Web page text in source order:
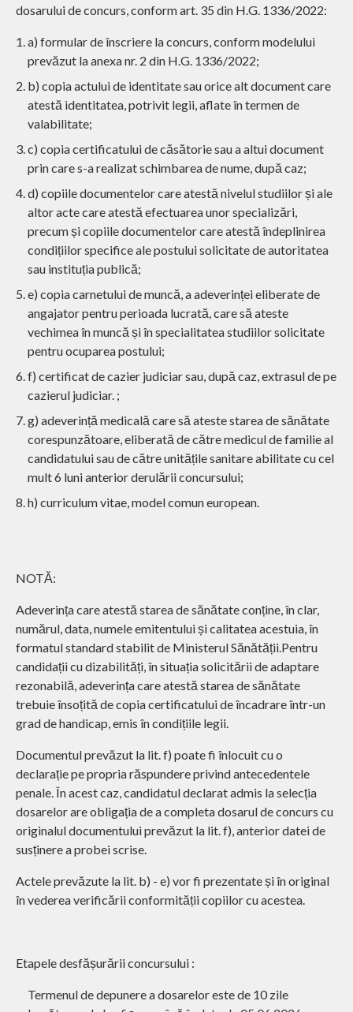
dosarului de concurs, conform art. 35 din H.G. 1336/2022:
a) formular de înscriere la concurs, conform modelului
prevăzut la anexa nr. 2 din H.G. 1336/2022;
b) copia actului de identitate sau orice alt document care
atestă identitatea, potrivit legii, aflate în termen de
valabilitate;
c) copia certificatului de căsătorie sau a altui document
prin care s-a realizat schimbarea de nume, după caz;
d) copiile documentelor care atestă nivelul studiilor și ale
altor acte care atestă efectuarea unor specializări,
precum și copiile documentelor care atestă îndeplinirea
condițiilor specifice ale postului solicitate de autoritatea
sau instituția publică;
e) copia carnetului de muncă, a adeverinței eliberate de
angajator pentru perioada lucrată, care să ateste
vechimea în muncă și în specialitatea studiilor solicitate
pentru ocuparea postului;
f) certificat de cazier judiciar sau, după caz, extrasul de pe
cazierul judiciar. ;
g) adeverință medicală care să ateste starea de sănătate
corespunzătoare, eliberată de către medicul de familie al
candidatului sau de către unitățile sanitare abilitate cu cel
mult 6 luni anterior derulării concursului;
h) curriculum vitae, model comun european.
NOTĂ:
Adeverința care atestă starea de sănătate conține, în clar,
numărul, data, numele emitentului și calitatea acestuia, în
formatul standard stabilit de Ministerul Sănătății.Pentru
candidații cu dizabilități, în situația solicitării de adaptare
rezonabilă, adeverința care atestă starea de sănătate
trebuie însoțită de copia certificatului de încadrare într-un
grad de handicap, emis în condițiile legii.
Documentul prevăzut la lit. f) poate fi înlocuit cu o
declarație pe propria răspundere privind antecedentele
penale. În acest caz, candidatul declarat admis la selecția
dosarelor are obligația de a completa dosarul de concurs cu
originalul documentului prevăzut la lit. f), anterior datei de
susținere a probei scrise.
Actele prevăzute la lit. b) - e) vor fi prezentate și în original
în vederea verificării conformității copiilor cu acestea.
Etapele desfășurării concursului :
Termenul de depunere a dosarelor este de 10 zile